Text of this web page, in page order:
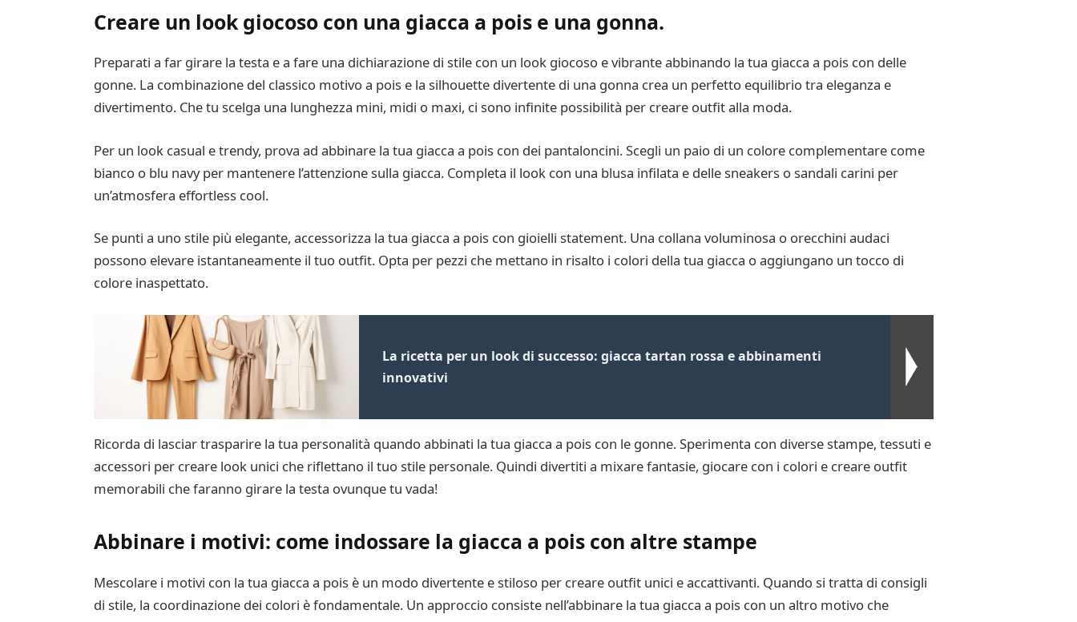
Creare un look giocoso con una giacca a pois e una gonna.
Preparati a far girare la testa e a fare una dichiarazione di stile con un look giocoso e vibrante abbinando la tua giacca a pois con delle
gonne. La combinazione del classico motivo a pois e la silhouette divertente di una gonna crea un perfetto equilibrio tra eleganza e
divertimento. Che tu scelga una lunghezza mini, midi o maxi, ci sono infinite possibilità per creare outfit alla moda.
Per un look casual e trendy, prova ad abbinare la tua giacca a pois con dei pantaloncini. Scegli un paio di un colore complementare come
bianco o blu navy per mantenere l’attenzione sulla giacca. Completa il look con una blusa infilata e delle sneakers o sandali carini per
un’atmosfera effortless cool.
Se punti a uno stile più elegante, accessorizza la tua giacca a pois con gioielli statement. Una collana voluminosa o orecchini audaci
possono elevare istantaneamente il tuo outfit. Opta per pezzi che mettano in risalto i colori della tua giacca o aggiungano un tocco di
colore inaspettato.
La ricetta per un look di successo: giacca tartan rossa e abbinamenti
innovativi
Ricorda di lasciar trasparire la tua personalità quando abbinati la tua giacca a pois con le gonne. Sperimenta con diverse stampe, tessuti e
accessori per creare look unici che riflettano il tuo stile personale. Quindi divertiti a mixare fantasie, giocare con i colori e creare outfit
memorabili che faranno girare la testa ovunque tu vada!
Abbinare i motivi: come indossare la giacca a pois con altre stampe
Mescolare i motivi con la tua giacca a pois è un modo divertente e stiloso per creare outfit unici e accattivanti. Quando si tratta di consigli
di stile, la coordinazione dei colori è fondamentale. Un approccio consiste nell’abbinare la tua giacca a pois con un altro motivo che